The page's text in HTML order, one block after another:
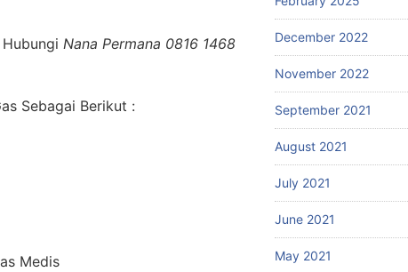
Hubungi Nana Permana 0816 1468
Sebagai Berikut :
Medis
December 2022
November 2022
September 2021
August 2021
July 2021
June 2021
May 2021